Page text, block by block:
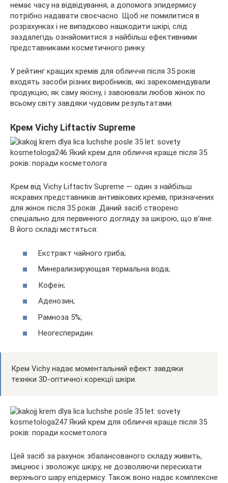
немає часу на відвідування, а допомога эпидермису
потрібно надавати своєчасно. Щоб не помилитися в
розрахунках і не випадково нашкодити шкірі, слід
заздалегідь ознайомитися з найбільш ефективними
представниками косметичного ринку.
У рейтинг кращих кремів для обличчя після 35 років
входять засоби різних виробників, які зарекомендували
продукцію, як саму якісну, і завоювали любов жінок по
всьому світу завдяки чудовим результатами.
Крем Vichy Liftactiv Supreme
Крем від Vichy Liftactiv Supreme — один з найбільш
яскравих представників антивікових кремів, призначених
для жінок після 35 років. Даний засіб створено
спеціально для первинного догляду за шкірою, що в’яне.
В його складі містяться:
Екстракт чайного гриба;
Минерализирующая термальна вода;
Кофеїн;
Аденозин;
Рамноза 5%;
Неогесперидин.
Крем Vichy надає моментальний ефект завдяки
техніки 3D-оптичної корекції шкіри.
Цей засіб за рахунок збалансованого складу живить,
зміцнює і зволожує шкіру, не дозволяючи пересихати
верхнього шару епідермісу. Також воно надає комплексне